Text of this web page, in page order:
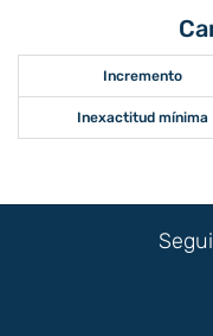
Incremento
Inexactitud mínima